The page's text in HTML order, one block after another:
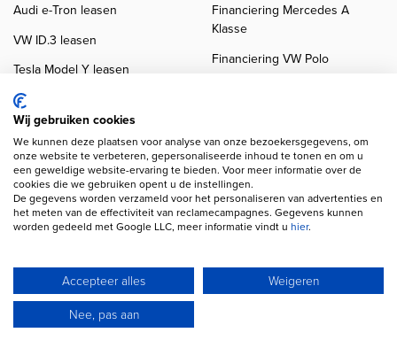
Audi e-Tron leasen
VW ID.3 leasen
Tesla Model Y leasen
VW ID.4 leasen
Financiering Mercedes A
Klasse
Financiering VW Polo
Copyright navigation
Klanten beoordelingen
Autobedrijven
Wij gebruiken AI voor afbeeldingen en teksten
© 2026 Autofinancier
Powered by 1FS.nl
Wij gebruiken cookies
We kunnen deze plaatsen voor analyse van onze bezoekersgegevens, om
onze website te verbeteren, gepersonaliseerde inhoud te tonen en om u
een geweldige website-ervaring te bieden. Voor meer informatie over de
cookies die we gebruiken opent u de instellingen.
De gegevens worden verzameld voor het personaliseren van advertenties en
het meten van de effectiviteit van reclamecampagnes. Gegevens kunnen
worden gedeeld met Google LLC, meer informatie vindt u hier.
Accepteer alles
Weigeren
Nee, pas aan